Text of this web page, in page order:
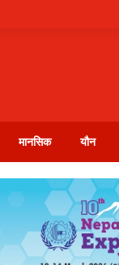
मानसिक यौन